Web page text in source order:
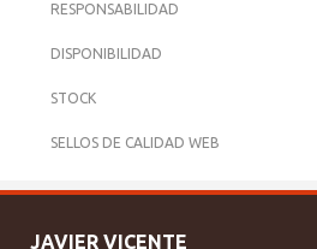
RESPONSABILIDAD
DISPONIBILIDAD
STOCK
SELLOS DE CALIDAD WEB
JAVIER VICENTE